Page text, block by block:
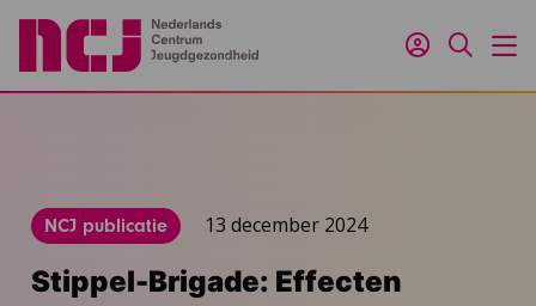
Inloggen
Zoeken
NCJ publicatie 13 december 2024
Stippel-Brigade: Effecten